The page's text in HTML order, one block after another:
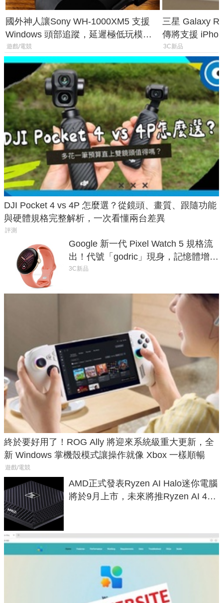
國外神人讓Sony WH-1000XM5 支援
Windows 頭部追蹤，延遲極低玩模擬
飛行超有感
遊戲/電競
三星 Galaxy
傳將支援
慧家電連動功
3C新品
DJI Pocket 4 vs 4P 怎麼選？從鏡頭、畫質、跟隨功能
與硬體規格完整解析，一次看懂兩台差異
評測
Google 新一代 Pixel Watch 5 規格流
出！代號「godric」現身，記憶體增強
鎖定 AI 應用
3C新品
終於要好用了！ROG Ally 將迎來系統級重大更新，全
新 Windows 掌機殼模式讓操作就像 Xbox 一樣順暢
遊戲/電競
AMD正式發表Ryzen AI Halo迷你電腦
將於9月上市，未來將推Ryzen AI 400